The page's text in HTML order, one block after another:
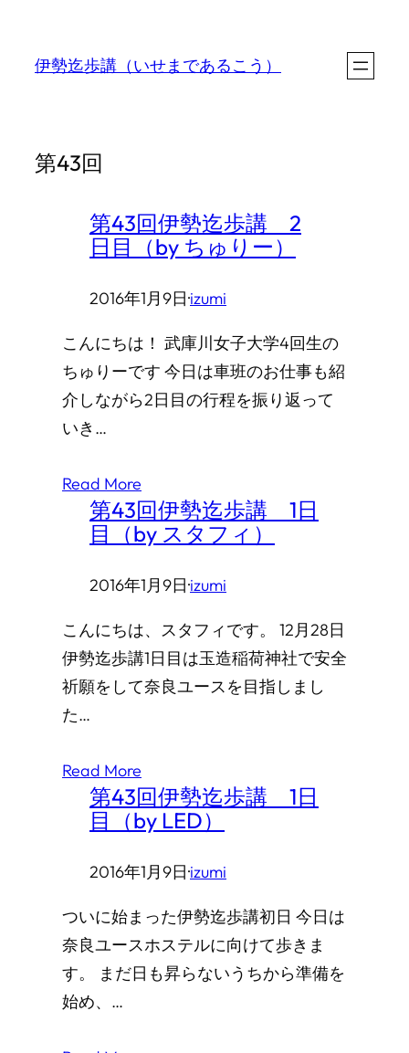
伊勢迄歩講（いせまであるこう）
第43回
第43回伊勢迄歩講 2
日目（by ちゅりー）
2016年1月9日·izumi
こんにちは！ 武庫川女子大学4回生の
ちゅりーです 今日は車班のお仕事も紹
介しながら2日目の行程を振り返って
いき…
Read More
第43回伊勢迄歩講 1日
目（by スタフィ）
2016年1月9日·izumi
こんにちは、スタフィです。 12月28日
伊勢迄歩講1日目は玉造稲荷神社で安全
祈願をして奈良ユースを目指しまし
た…
Read More
第43回伊勢迄歩講 1日
目（by LED）
2016年1月9日·izumi
ついに始まった伊勢迄歩講初日 今日は
奈良ユースホステルに向けて歩きま
す。 まだ日も昇らないうちから準備を
始め、…